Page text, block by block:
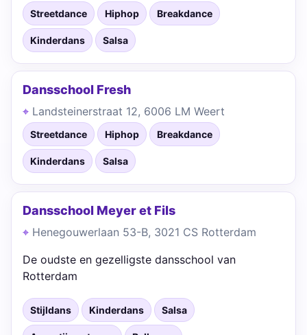
Streetdance Hiphop Breakdance
Kinderdans Salsa
Dansschool Fresh
Landsteinerstraat 12, 6006 LM Weert
Streetdance Hiphop Breakdance
Kinderdans Salsa
Dansschool Meyer et Fils
Henegouwerlaan 53-B, 3021 CS Rotterdam
De oudste en gezelligste dansschool van
Rotterdam
Stijldans Kinderdans Salsa